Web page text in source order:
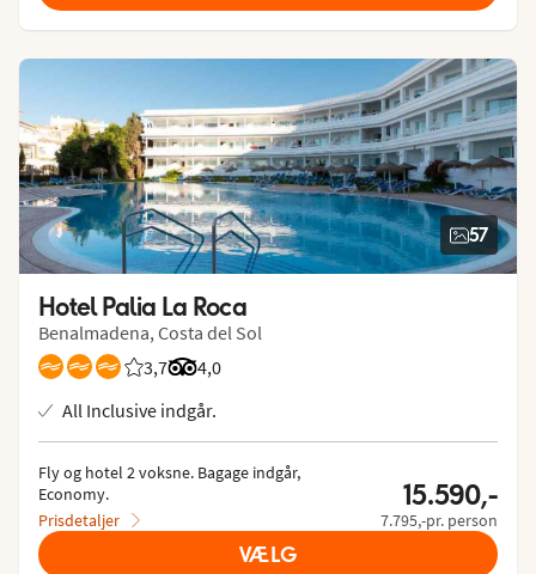
57
Hotel Palia La Roca
Benalmadena, Costa del Sol
3,7
Bedømmelse fra Spies gæster: 3.714/5
4,0
Bedømmelse fra Tripadvisor: 4 of 5
All Inclusive indgår.
Fly og hotel 2 voksne. Bagage indgår,
Economy.
Prisdetaljer
15.590,-
7.795,-pr. person
VÆLG